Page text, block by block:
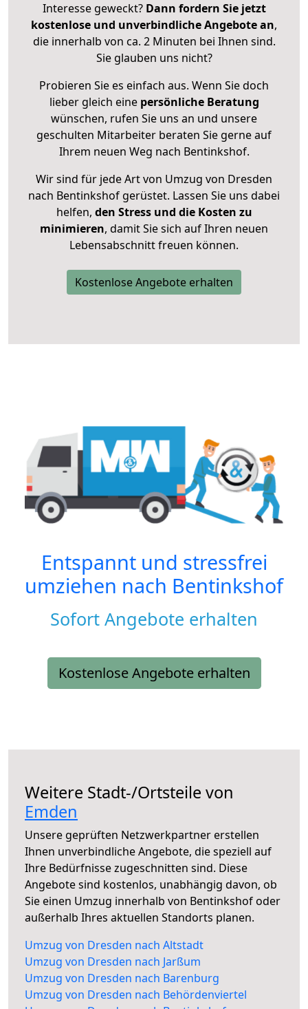
Interesse geweckt? Dann fordern Sie jetzt
kostenlose und unverbindliche Angebote an,
die innerhalb von ca. 2 Minuten bei Ihnen sind.
Sie glauben uns nicht?
Probieren Sie es einfach aus. Wenn Sie doch
lieber gleich eine persönliche Beratung
wünschen, rufen Sie uns an und unsere
geschulten Mitarbeiter beraten Sie gerne auf
Ihrem neuen Weg nach Bentinkshof.
Wir sind für jede Art von Umzug von Dresden
nach Bentinkshof gerüstet. Lassen Sie uns dabei
helfen, den Stress und die Kosten zu
minimieren, damit Sie sich auf Ihren neuen
Lebensabschnitt freuen können.
Kostenlose Angebote erhalten
Entspannt und stressfrei
umziehen nach Bentinkshof
Sofort Angebote erhalten
Kostenlose Angebote erhalten
Weitere Stadt-/Ortsteile von
Emden
Unsere geprüften Netzwerkpartner erstellen
Ihnen unverbindliche Angebote, die speziell auf
Ihre Bedürfnisse zugeschnitten sind. Diese
Angebote sind kostenlos, unabhängig davon, ob
Sie einen Umzug innerhalb von Bentinkshof oder
außerhalb Ihres aktuellen Standorts planen.
Umzug von Dresden nach Altstadt
Umzug von Dresden nach Jarßum
Umzug von Dresden nach Barenburg
Umzug von Dresden nach Behördenviertel